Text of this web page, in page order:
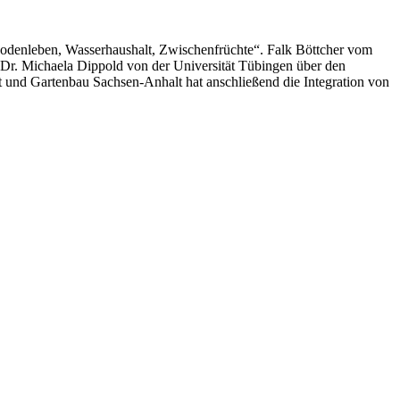
Wasserhaushalt, Zwischenfrüchte“. Falk Böttcher vom
Michaela Dippold von der Universität Tübingen über den
Gartenbau Sachsen-Anhalt hat anschließend die Integration von